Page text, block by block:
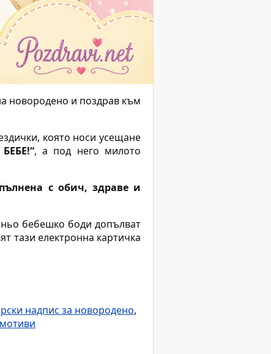
новородено и поздрав към
която носи усещане
, а под него милото
с обич, здраве и
бебешко боди допълват
тази електронна картичка
надпис за новородено,